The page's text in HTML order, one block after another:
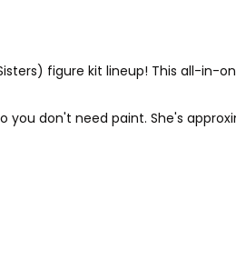
figure kit lineup! This all-
don't need paint. She's